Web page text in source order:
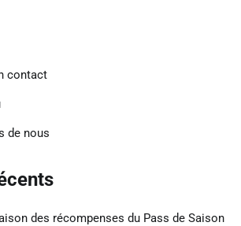
contact
de nous
des récompenses du Pass de Saison